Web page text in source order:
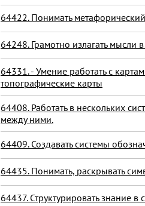
64422. Понимать
64248. Грамотно излагать мысли
64331. - Умение работать с
топографические карты
64408. Работать в нескольких
между ними.
64409. Создавать системы
64435. Понимать, раскрывать
64437. Структурировать знание